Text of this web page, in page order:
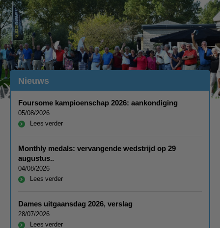
Nieuws
Foursome kampioenschap 2026: aankondiging
05/08/2026
Lees verder
Monthly medals: vervangende wedstrijd op 29
augustus..
04/08/2026
Lees verder
Dames uitgaansdag 2026, verslag
28/07/2026
Lees verder